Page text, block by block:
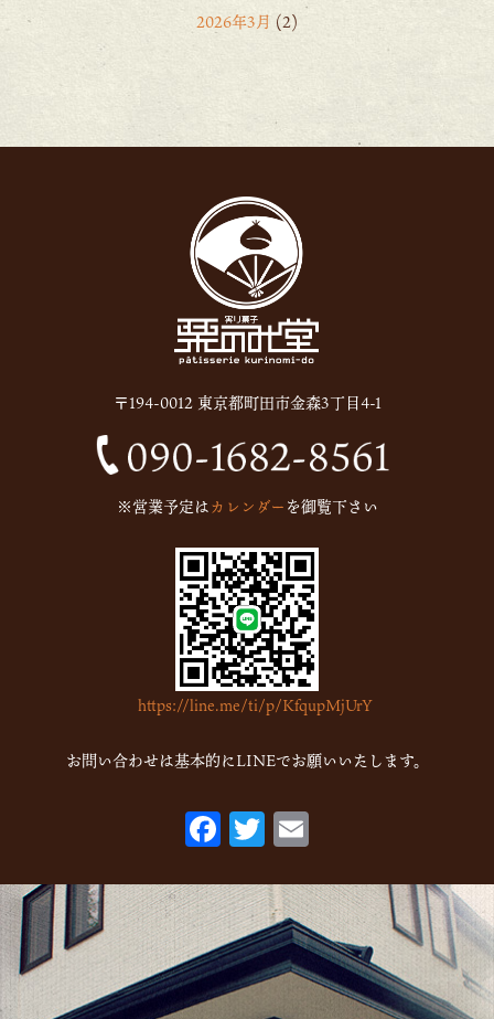
2026年3月 (2)
2026年1月
2025年10月(6)
2025年9月(11)
2025年8月(11)
2025年7月(12)
2025年6月(13)
2024年12月(1)
2024年10月(1)
2023年2月(4)
2023年1月(7)
2022年12月(15)
2022年11月(16)
2022年10月(6)
2022年9月(1)
2022年5月
(2)
2022年1月(2)
2021年10月(1)
2021年9月
〒194-0012 東京都町田市金森3丁目4-1
※営業予定はカレンダーを御覧下さい
https://line.me/ti/p/KfqupMjUrY
お問い合わせは基本的にLINEでお願いいたします。
F
ac
eb
o
o
k
T
w
itt
er
ai
l